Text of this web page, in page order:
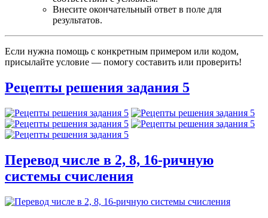
Внесите окончательный ответ в поле для
результатов.
Если нужна помощь с конкретным примером или кодом,
присылайте условие — помогу составить или проверить!
Рецепты решения задания 5
Перевод числе в 2, 8, 16-ричную
системы счисления